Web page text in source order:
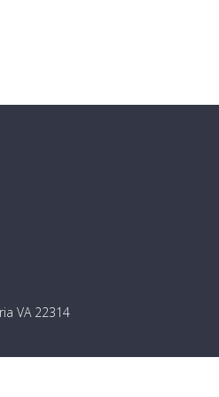
VA 22314